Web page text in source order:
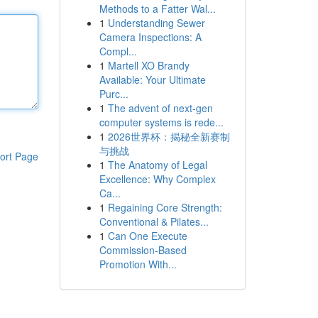
Page
Methods to a Fatter Wal...
1 Understanding Sewer
Camera Inspections: A
Compl...
1 Martell XO Brandy
Available: Your Ultimate
Purc...
1 The advent of next-gen
computer systems is rede...
1 2026世界杯：揭秘全新赛制
与挑战
1 The Anatomy of Legal
Excellence: Why Complex
Ca...
1 Regaining Core Strength:
Conventional & Pilates...
1 Can One Execute
Commission-Based
Promotion With...